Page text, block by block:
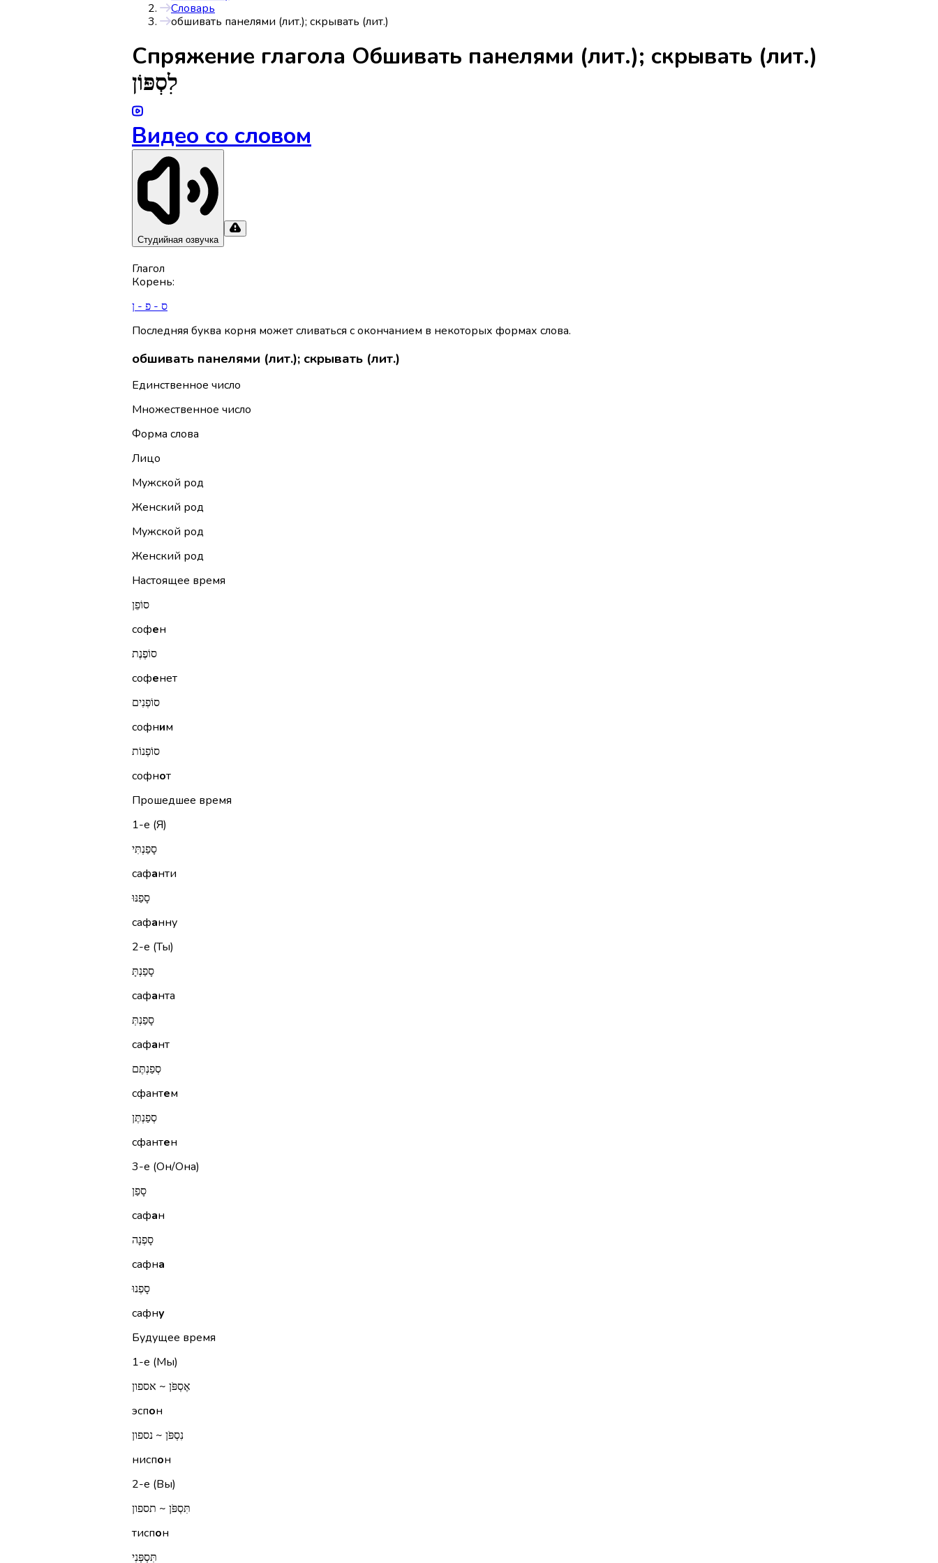
Словарь
обшивать панелями (лит.); скрывать (лит.)
Спряжениe глагола Обшивать панелями (лит.); скрывать (лит.)
לִסְפּוֹן
Видео со словом
Студийная озвучка
Глагол
Корень:
ס - פ - ן
Последняя буква корня может сливаться с окончанием в некоторых формах слова.
обшивать панелями (лит.); скрывать (лит.)
Единственное число
Множественное число
Форма слова
Лицо
Мужской род
Женский род
Мужской род
Женский род
Настоящее время
סוֹפֵן
софен
סוֹפֶנֶת
софенет
סוֹפְנִים
софним
סוֹפְנוֹת
софнот
Прошедшее время
1-е (Я)
סָפַנְתִּי
сафанти
סָפַנּוּ
сафанну
2-е (Ты)
סָפַנְתָּ
сафанта
סָפַנְתְּ
сафант
סְפַנְתֶּם
сфантем
סְפַנְתֶּן
сфантен
3-е (Он/Она)
סָפַן
сафан
סָפְנָה
сафна
סָפְנוּ
сафну
Будущее время
1-е (Мы)
אֶסְפֹּן ~ אספון
эспон
נִסְפֹּן ~ נספון
ниспон
2-е (Вы)
תִּסְפֹּן ~ תספון
тиспон
תִּסְפְּנִי